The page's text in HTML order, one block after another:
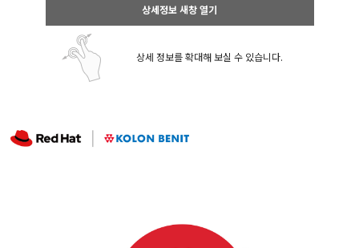
상세정보 새창 열기
상세 정보를 확대해 보실 수 있습니다.